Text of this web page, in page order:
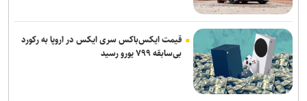
قیمت ایکس‌باکس سری ایکس در اروپا به رکورد
بی‌سابقه ۷۹۹ یورو رسید